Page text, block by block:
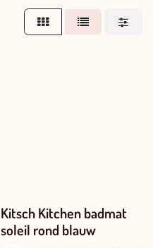
Kitsch Kitchen badmat
soleil rond blauw